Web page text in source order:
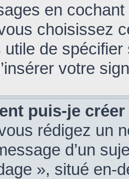
en
choisissez
utile de
votre
puis-je
rédigez un
d’un
», situé en-